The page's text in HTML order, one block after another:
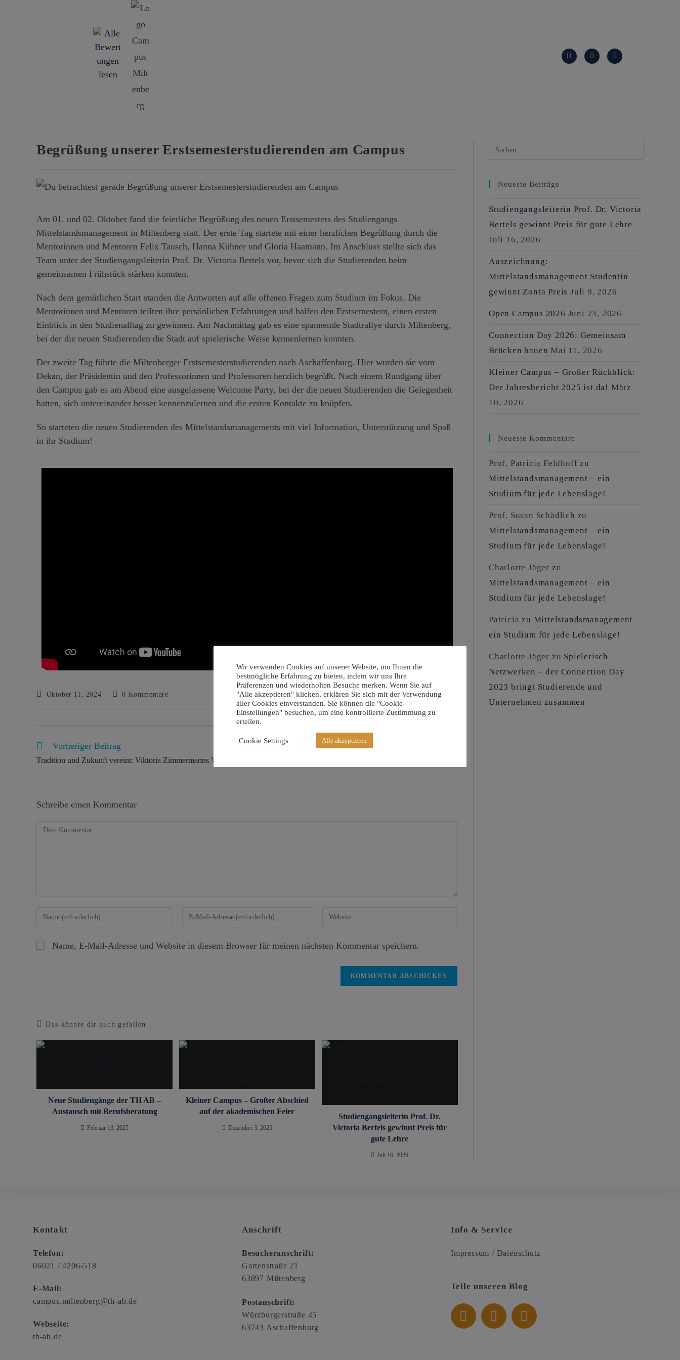
Begrüßung unserer Erstsemesterstudierenden am Campus
Am 01. und 02. Oktober fand die feierliche Begrüßung des neuen Erstsemesters des Studiengangs
Mittelstandsmanagement in Miltenberg statt. Der erste Tag startete mit einer herzlichen Begrüßung durch die
Mentorinnen und Mentoren Felix Tausch, Hanna Kühner und Gloria Haamann. Im Anschluss stellte sich das
Team unter der Studiengangsleiterin Prof. Dr. Victoria Bertels vor, bevor sich die Studierenden beim
gemeinsamen Frühstück stärken konnten.
Nach dem gemütlichen Start standen die Antworten auf alle offenen Fragen zum Studium im Fokus. Die
Mentorinnen und Mentoren teilten ihre persönlichen Erfahrungen und halfen den Erstsemestern, einen ersten
Einblick in den Studienalltag zu gewinnen. Am Nachmittag gab es eine spannende Stadtrallye durch Miltenberg,
bei der die neuen Studierenden die Stadt auf spielerische Weise kennenlernen konnten.
Der zweite Tag führte die Miltenberger Erstsemesterstudierenden nach Aschaffenburg. Hier wurden sie vom
Dekan, der Präsidentin und den Professorinnen und Professoren herzlich begrüßt. Nach einem Rundgang über
den Campus gab es am Abend eine ausgelassene Welcome Party, bei der die neuen Studierenden die Gelegenheit
hatten, sich untereinander besser kennenzulernen und die ersten Kontakte zu knüpfen.
So starteten die neuen Studierenden des Mittelstandsmanagements mit viel Information, Unterstützung und Spaß
in ihr Studium!
Oktober 11, 2024 0 Kommentare
Vorheriger Beitrag
Tradition und Zukunft vereint: Viktoria Zimmermanns Weg
Schreibe einen Kommentar
Name, E-Mail-Adresse und Website in diesem Browser für meinen nächsten Kommentar speichern.
Das könnte dir auch gefallen
Neue Studiengänge der TH AB –
Austausch mit Berufsberatung
Februar 13, 2025
Kleiner Campus – Großer Abschied
auf der akademischen Feier
Dezember 3, 2025
Studiengangsleiterin Prof. Dr.
Victoria Bertels gewinnt Preis für
gute Lehre
Juli 16, 2026
Neueste Beiträge
Studiengangsleiterin Prof. Dr. Victoria
Bertels gewinnt Preis für gute Lehre
Juli 16, 2026
Auszeichnung:
Mittelstandsmanagement Studentin
gewinnt Zonta Preis Juli 9, 2026
Open Campus 2026 Juni 23, 2026
Connection Day 2026: Gemeinsam
Brücken bauen Mai 11, 2026
Kleiner Campus – Großer Rückblick:
Der Jahresbericht 2025 ist da! März
10, 2026
Neueste Kommentare
Prof. Patricia Feldhoff zu
Mittelstandsmanagement – ein
Studium für jede Lebenslage!
Prof. Susan Schädlich zu
Mittelstandsmanagement – ein
Studium für jede Lebenslage!
Charlotte Jäger zu
Mittelstandsmanagement – ein
Studium für jede Lebenslage!
Patricia zu Mittelstandsmanagement –
ein Studium für jede Lebenslage!
Charlotte Jäger zu Spielerisch
Netzwerken – der Connection Day
2023 bringt Studierende und
Unternehmen zusammen
Kontakt
Telefon:
06021 / 4206-518
E-Mail:
campus.miltenberg@th-ab.de
Webseite:
th-ab.de
Anschrift
Besucheranschrift:
Gartenstraße 21
63897 Miltenberg
Postanschrift:
Würzburgerstraße 45
63743 Aschaffenburg
Info & Service
Impressum / Datenschutz
Teile unseren Blog
Wir verwenden Cookies auf unserer Website, um Ihnen die
bestmögliche Erfahrung zu bieten, indem wir uns Ihre
Präferenzen und wiederholten Besuche merken. Wenn Sie auf
"Alle akzeptieren" klicken, erklären Sie sich mit der Verwendung
aller Cookies einverstanden. Sie können die "Cookie-
Einstellungen" besuchen, um eine kontrollierte Zustimmung zu
erteilen.
Cookie Settings Alle akzeptieren